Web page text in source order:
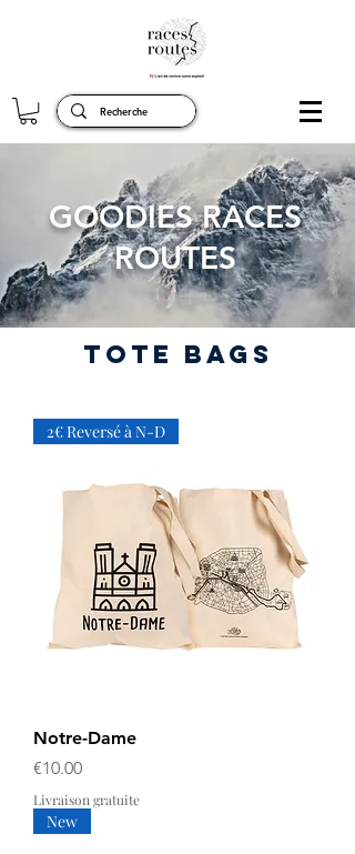
GOODIES RACES
ROUTES
tote bags
2€ Reversé à N-D
Notre-Dame
Price
€10.00
Livraison gratuite
New